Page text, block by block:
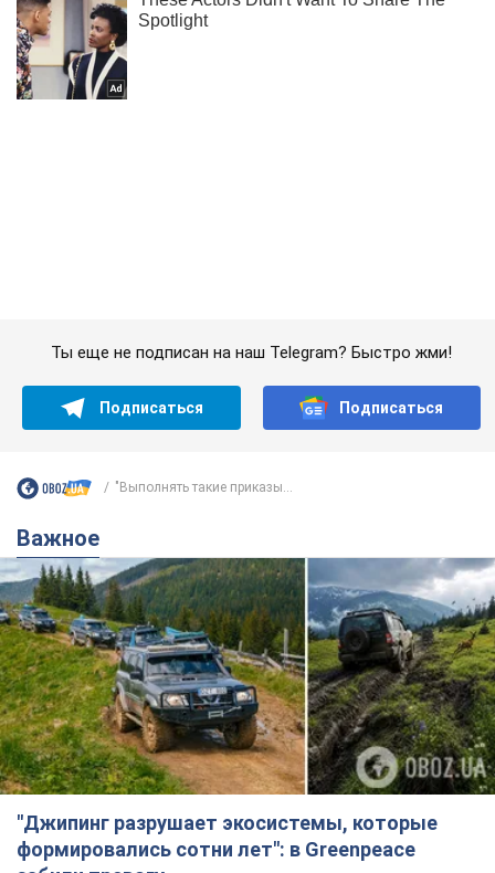
"Джипинг разрушает экосистемы, которые
формировались сотни лет": в Greenpeace
забили тревогу
В высокогорье расположены альпийские и субальпийские
луга – редкие природные комплексы, которые
формировались на протяжении сотен лет
5 часов назад 465
Жара в Украине пойдет на спад,
ожидаются грозы: синоптики дали